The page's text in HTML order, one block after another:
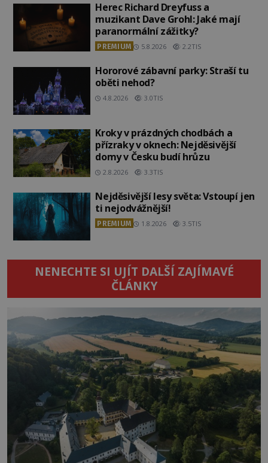
Herec Richard Dreyfuss a
muzikant Dave Grohl: Jaké mají
paranormální zážitky?
PREMIUM 5.8.2026 2.2TIS
Hororové zábavní parky: Straší tu
oběti nehod?
4.8.2026 3.0TIS
Kroky v prázdných chodbách a
přízraky v oknech: Nejděsivější
domy v Česku budí hrůzu
2.8.2026 3.3TIS
Nejděsivější lesy světa: Vstoupí jen
ti nejodvážnější!
PREMIUM 1.8.2026 3.5TIS
NENECHTE SI UJÍT DALŠÍ ZAJÍMAVÉ
ČLÁNKY